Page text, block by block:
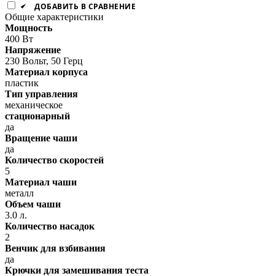
ДОБАВИТЬ В СРАВНЕНИЕ
Общие характеристики
Мощность
400 Вт
Напряжение
230 Вольт, 50 Герц
Материал корпуса
пластик
Тип управления
механическое
стационарный
да
Вращение чаши
да
Количество скоростей
5
Материал чаши
металл
Объем чаши
3.0 л.
Количество насадок
2
Венчик для взбивания
да
Крючки для замешивания теста